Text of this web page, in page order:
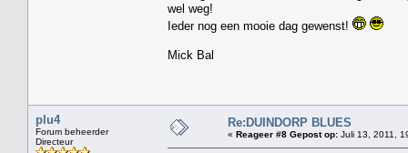
wel weg!
Ieder nog een mooie dag gewenst!
Mick Bal
plu4
Forum beheerder
Directeur
Re:DUINDORP BLUES
« Reageer #8 Gepost op: Juli 13, 2011,